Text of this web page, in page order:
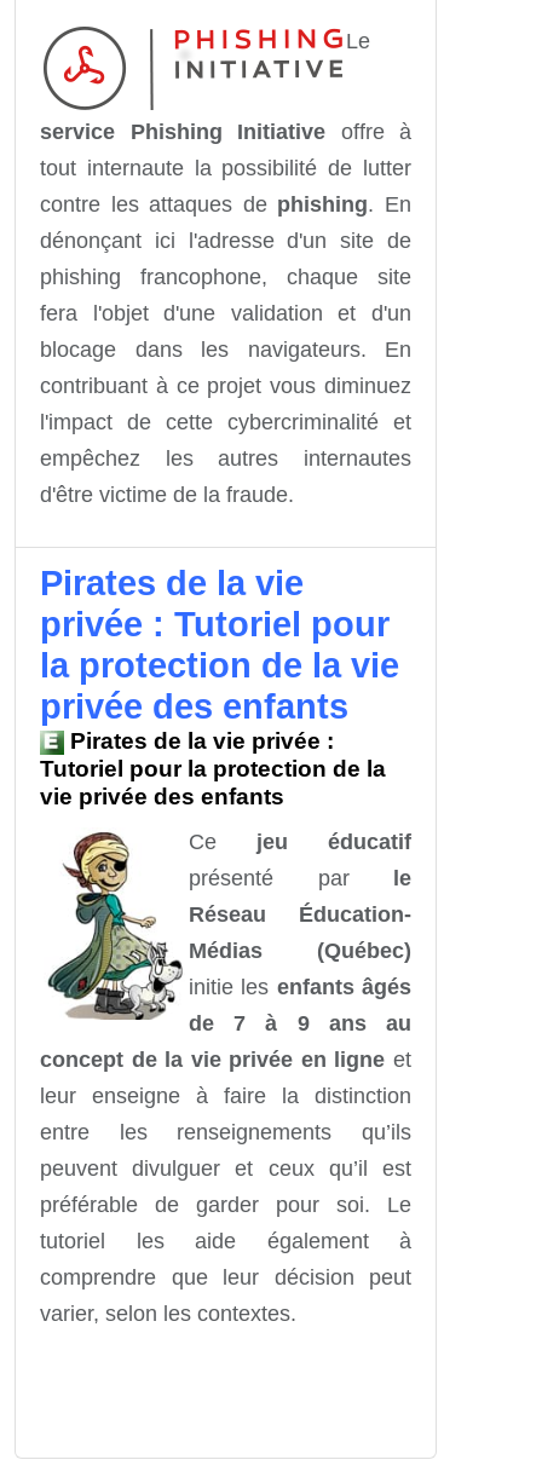
Le
service Phishing Initiative offre à
tout internaute la possibilité de lutter
contre les attaques de phishing. En
dénonçant ici l'adresse d'un site de
phishing francophone, chaque site
fera l'objet d'une validation et d'un
blocage dans les navigateurs. En
contribuant à ce projet vous diminuez
l'impact de cette cybercriminalité et
empêchez les autres internautes
d'être victime de la fraude.
Pirates de la vie
privée : Tutoriel pour
la protection de la vie
privée des enfants
Pirates de la vie privée :
Tutoriel pour la protection de la
vie privée des enfants
Ce jeu éducatif
présenté par
le
Réseau Éducation-
Médias (Québec)
initie les enfants âgés
de 7 à 9 ans au
concept de la vie privée en ligne et
leur enseigne à faire la distinction
entre les renseignements qu’ils
peuvent divulguer et ceux qu’il est
préférable de garder pour soi. Le
tutoriel les aide également à
comprendre que leur décision peut
varier, selon les contextes.